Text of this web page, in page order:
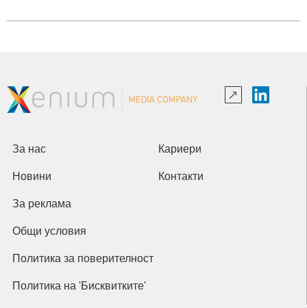
За нас Кариери
Новини Контакти
За реклама
Общи условия
Политика за поверителност
Политика на 'Бисквитките'